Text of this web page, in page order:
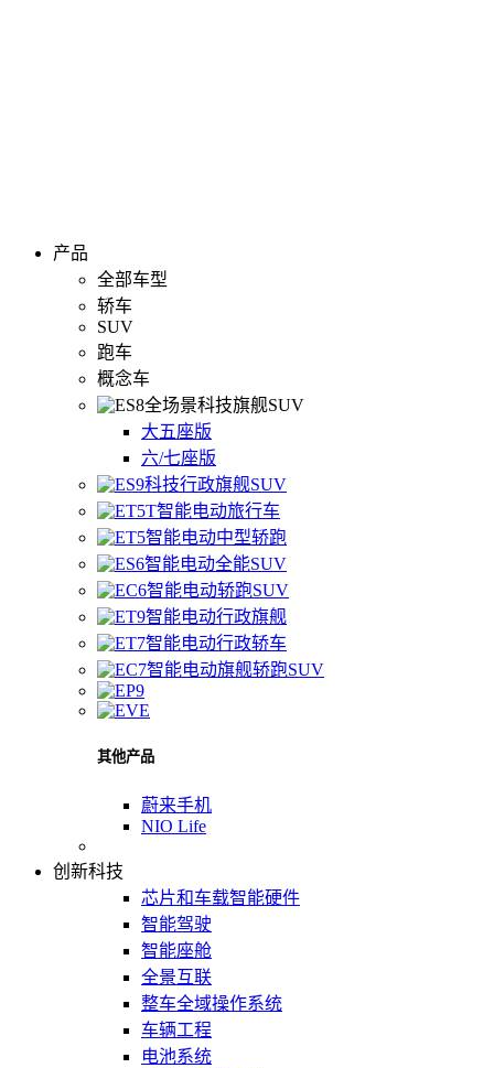
产品
全部车型
轿车
SUV
跑车
概念车
全场景科技旗舰SUV
大五座版
六/七座版
科技行政旗舰SUV
智能电动旅行车
智能电动中型轿跑
智能电动全能SUV
智能电动轿跑SUV
智能电动行政旗舰
智能电动行政轿车
智能电动旗舰轿跑SUV
其他产品
蔚来手机
NIO Life
创新科技
芯片和车载智能硬件
智能驾驶
智能座舱
全景互联
整车全域操作系统
车辆工程
电池系统